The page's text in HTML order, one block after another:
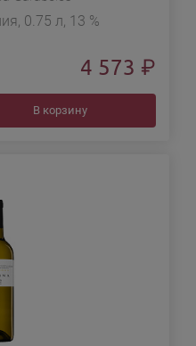
0.75 л, 13 %
4 573 ₽
В корзину